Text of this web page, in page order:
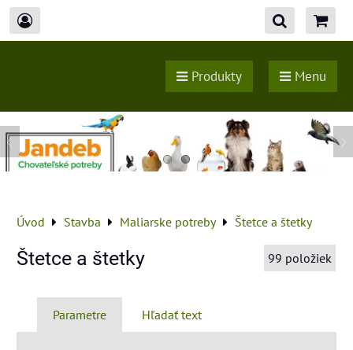
Produkty Menu
Úvod Stavba Maliarske potreby Štetce a štetky
Štetce a štetky 99 položiek
Parametre Hľadať text